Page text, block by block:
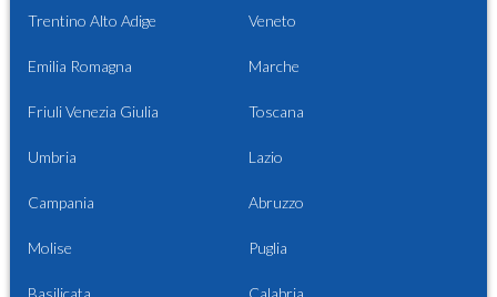
Trentino Alto Adige Veneto
Emilia Romagna Marche
Friuli Venezia Giulia Toscana
Umbria Lazio
Campania Abruzzo
Molise Puglia